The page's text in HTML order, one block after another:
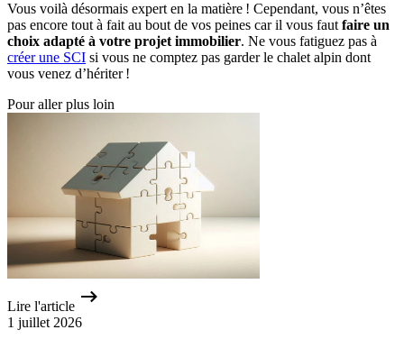
Vous voilà désormais expert en la matière ! Cependant, vous n’êtes
pas encore tout à fait au bout de vos peines car il vous faut faire un
choix adapté à votre projet immobilier. Ne vous fatiguez pas à
créer une SCI si vous ne comptez pas garder le chalet alpin dont
vous venez d’hériter !
Pour aller plus loin
Lire l'article
1 juillet 2026